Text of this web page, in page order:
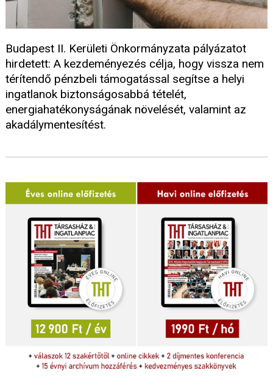
Budapest II. Kerületi Önkormányzata pályázatot
hirdetett: A kezdeményezés célja, hogy vissza nem
térítendő pénzbeli támogatással segítse a helyi
ingatlanok biztonságosabbá tételét,
energiahatékonyságának növelését, valamint az
akadálymentesítést.